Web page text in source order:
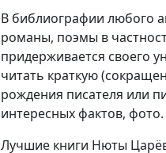
В библиографии любого
романы, поэмы в
придерживается своего
читать краткую
рождения писателя или
интересных фактов, фото.
Лучшие книги Нюты